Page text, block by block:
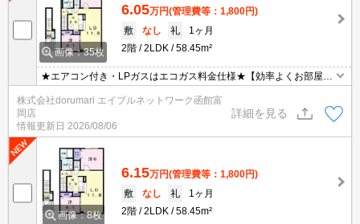
画像：35枚
6.05万円(管理費等：1,800円)
敷
なし 礼
1ヶ月
2階
2LDK 58.45m²
★エアコン付き・LPガスはエコガス料金仕様★【効率よくお部屋探
しができるお店】同じお部屋がいくつも出てきて探すのが大変。。
そんな時は「窓口を一つにして」エイブルNW函館富岡店へお任せ
ください！どのお部屋でもご紹介、ご案内させていただきます
株式会社dorumari エイブルネットワーク函館富
岡店
情報更新日 2026/08/06
詳細を見る
画像：8枚
6.15万円(管理費等：1,800円)
敷
なし 礼
1ヶ月
2階
2LDK 58.45m²